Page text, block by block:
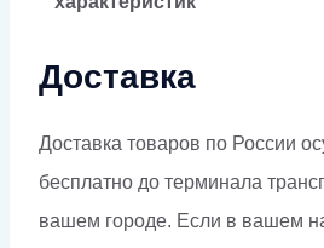
Доставка
Доставка товаров по России
бесплатно до терминала
вашем городе. Если в вашем